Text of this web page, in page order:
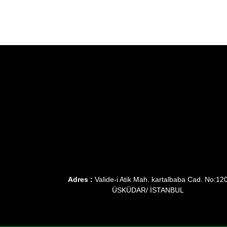
Adres : Valide-i Atik Mah. kartalbaba Cad.
ÜSKÜDAR/ İSTANBUL